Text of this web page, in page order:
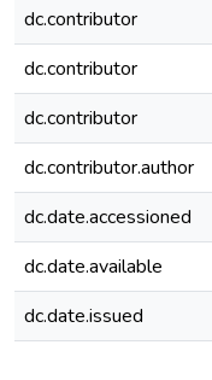
dc.contributor
dc.contributor
dc.contributor
dc.contributor.author
dc.date.accessioned
dc.date.available
dc.date.issued